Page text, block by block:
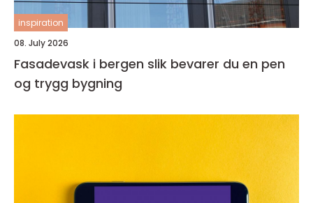
inspiration
08. July 2026
Fasadevask i bergen slik bevarer du en pen
og trygg bygning